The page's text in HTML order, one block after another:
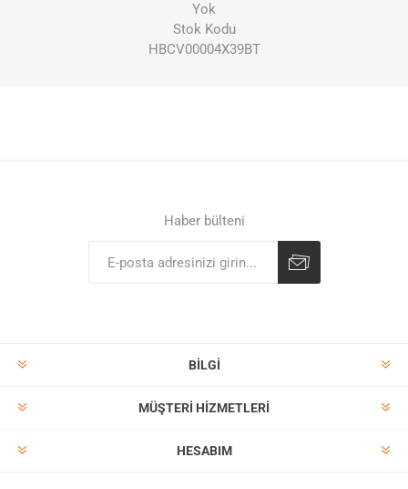
Yok
Stok Kodu
HBCV00004X39BT
Haber bülteni
BILGI
MÜŞTERI HIZMETLERI
HESABIM